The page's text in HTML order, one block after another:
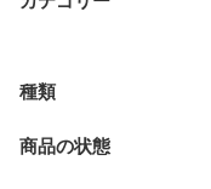
種類
商品の状態